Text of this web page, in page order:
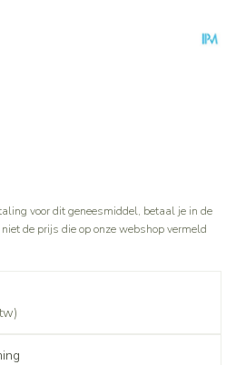
voor dit geneesmiddel, betaal je in de
de prijs die op onze webshop vermeld